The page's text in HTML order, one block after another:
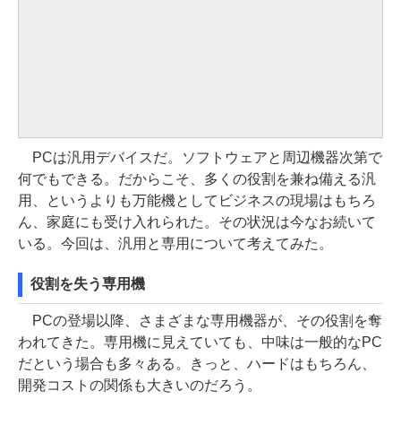
PCは汎用デバイスだ。ソフトウェアと周辺機器次第で
何でもできる。だからこそ、多くの役割を兼ね備える汎
用、というよりも万能機としてビジネスの現場はもちろ
ん、家庭にも受け入れられた。その状況は今なお続いて
いる。今回は、汎用と専用について考えてみた。
役割を失う専用機
PCの登場以降、さまざまな専用機器が、その役割を奪
われてきた。専用機に見えていても、中味は一般的なPC
だという場合も多々ある。きっと、ハードはもちろん、
開発コストの関係も大きいのだろう。